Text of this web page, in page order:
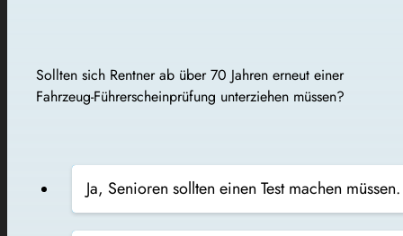
Sollten sich Rentner ab über 70 Jahren erneut einer
Fahrzeug-Führerscheinprüfung unterziehen müssen?
Ja, Senioren sollten einen Test machen müssen.